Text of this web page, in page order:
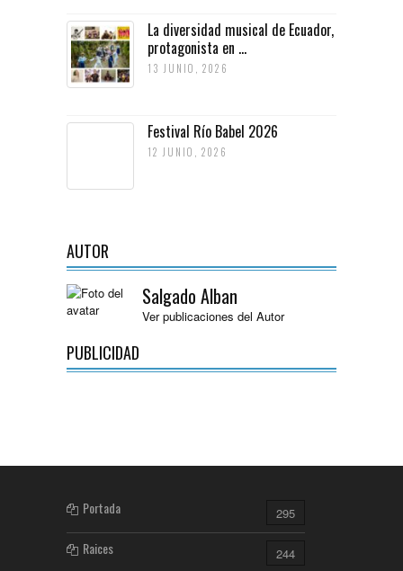
La diversidad musical de Ecuador,
protagonista en ...
13 JUNIO, 2026
Festival Río Babel 2026
12 JUNIO, 2026
AUTOR
Salgado Alban
Ver publicaciones del Autor
PUBLICIDAD
Portada 295
Raices 244